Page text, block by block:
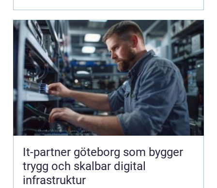
It-partner göteborg som bygger
trygg och skalbar digital
infrastruktur